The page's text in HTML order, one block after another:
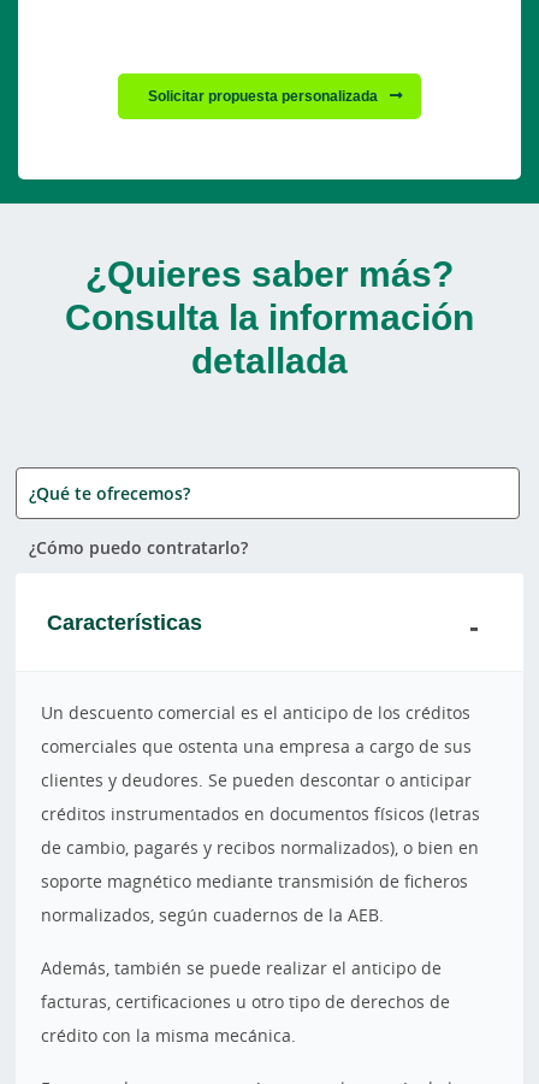
Solicitar propuesta personalizada
¿Quieres saber más?
Consulta la información
detallada
¿Qué te ofrecemos?
¿Cómo puedo contratarlo?
Características
Un descuento comercial es el anticipo de los créditos
comerciales que ostenta una empresa a cargo de sus
clientes y deudores. Se pueden descontar o anticipar
créditos instrumentados en documentos físicos (letras
de cambio, pagarés y recibos normalizados), o bien en
soporte magnético mediante transmisión de ficheros
normalizados, según cuadernos de la AEB.
Además, también se puede realizar el anticipo de
facturas, certificaciones u otro tipo de derechos de
crédito con la misma mecánica.